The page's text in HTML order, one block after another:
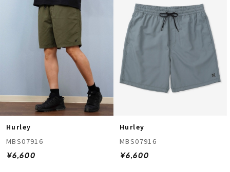
Hurley
MBS07916
¥6,600
Hurley
MBS07916
¥6,600